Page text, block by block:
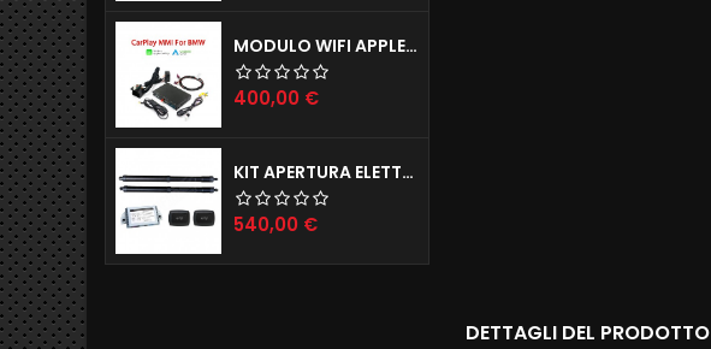
MODULO WIFI APPLE CARPLAY X IPHONE E ANDROID AUTO MODELLI BMW (ANCHE INGRESSO CAMERE POSTERIORE E ANTERIORE)
Prezzo
400,00 €
KIT APERTURA ELETTRICA BAGAGLIAIO JAGUAR E-PACE F-PACE
Prezzo
540,00 €
DETTAGLI DEL PRODOTTO